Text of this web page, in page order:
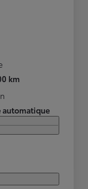
km
automatique